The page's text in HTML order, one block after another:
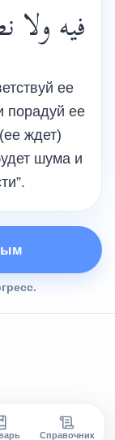
Справочник
فيه
ее
порадуй ее
ждет)
шума и